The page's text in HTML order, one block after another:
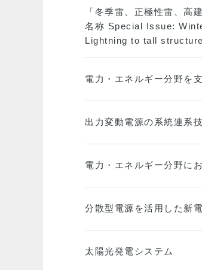
「冬季雷、正極性雷、高
名称 Special Issue:
Lightning to tall
電力・エネルギー分野を
出力変動電源の系統連系
電力・エネルギー分野に
分散型電源を活用した新
太陽光発電システム